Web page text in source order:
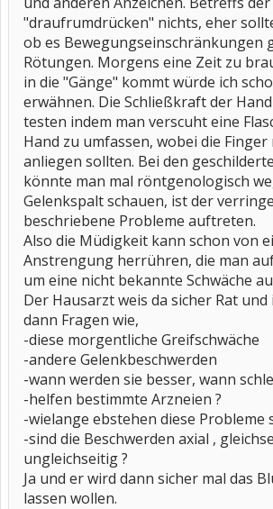
"draufrumdrücken" nichts, eher
ob es Bewegungseinschränkungen
Rötungen. Morgens eine Zeit zu
in die "Gänge" kommt würde ich
erwähnen. Die Schließkraft der
testen indem man verscuht eine
Hand zu umfassen, wobei die
anliegen sollten. Bei den
könnte man mal röntgenologisch
Gelenkspalt schauen, ist der
beschriebene Probleme auftreten.
Also die Müdigkeit kann schon von
Anstrengung herrühren, die man
um eine nicht bekannte Schwäche
Der Hausarzt weis da sicher Rat
dann Fragen wie,
-diese morgentliche Greifschwäche
-andere Gelenkbeschwerden
-wann werden sie besser, wann
-helfen bestimmte Arzneien ?
-wielange ebstehen diese Probleme
-sind die Beschwerden axial ,
ungleichseitig ?
Ja und er wird dann sicher mal das
lassen wollen.